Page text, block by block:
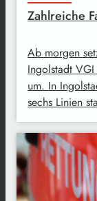
Zahlreiche
Ab morgen
Ingolstadt
um. In
sechs Linien